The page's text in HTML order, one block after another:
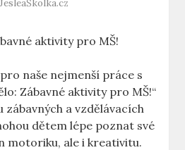
JesleaŠkolka.cz
naše nejmenší práce s
Zábavné aktivity pro MŠ!“
zábavných⁢ a vzdělávacích
dětem ​lépe ‌poznat své
motoriku, ale i​ kreativitu.